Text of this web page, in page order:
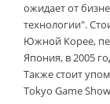
ожидает от
технологии".
Южной Корее,
Япония, в 2005
Также стоит
Tokyo Game